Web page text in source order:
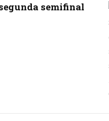
semifinal